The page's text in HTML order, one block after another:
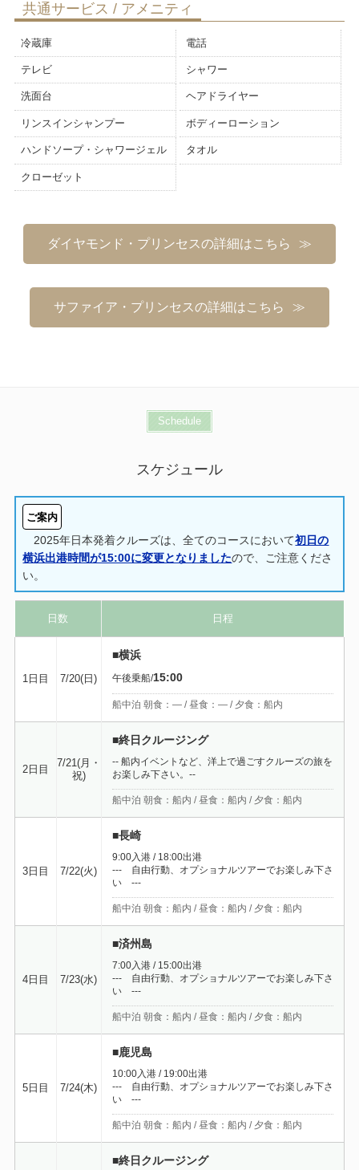
共通サービス / アメニティ
冷蔵庫 電話
テレビ シャワー
洗面台 ヘアドライヤー
リンスインシャンプー ボディーローション
ハンドソープ・シャワージェル タオル
クローゼット
ダイヤモンド・プリンセスの詳細はこちら
サファイア・プリンセスの詳細はこちら
Schedule
スケジュール
ご案内
2025年日本発着クルーズは、全てのコースにおいて初日の
横浜出港時間が15:00に変更となりましたので、ご注意くださ
い。
日数 日程
1日目 7/20(日)
■横浜
午後乗船/15:00
船中泊 朝食：― / 昼食：― / 夕食：船内
2日目
7/21(月・
祝)
■終日クルージング
-- 船内イベントなど、洋上で過ごすクルーズの旅を
お楽しみ下さい。--
船中泊 朝食：船内 / 昼食：船内 / 夕食：船内
3日目 7/22(火)
■長崎
9:00入港 / 18:00出港
--- 自由行動、オプショナルツアーでお楽しみ下さ
い ---
船中泊 朝食：船内 / 昼食：船内 / 夕食：船内
4日目 7/23(水)
■済州島
7:00入港 / 15:00出港
--- 自由行動、オプショナルツアーでお楽しみ下さ
い ---
船中泊 朝食：船内 / 昼食：船内 / 夕食：船内
5日目 7/24(木)
■鹿児島
10:00入港 / 19:00出港
--- 自由行動、オプショナルツアーでお楽しみ下さ
い ---
船中泊 朝食：船内 / 昼食：船内 / 夕食：船内
■終日クルージング